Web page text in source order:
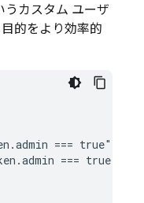
うカスタム ユーザ
的をより効率的
=== true",
=== true",